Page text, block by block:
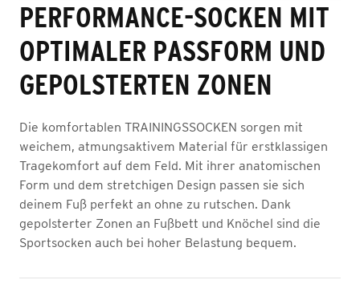
PERFORMANCE-SOCKEN MIT
OPTIMALER PASSFORM UND
GEPOLSTERTEN ZONEN
Die komfortablen TRAININGSSOCKEN sorgen mit
weichem, atmungsaktivem Material für erstklassigen
Tragekomfort auf dem Feld. Mit ihrer anatomischen
Form und dem stretchigen Design passen sie sich
deinem Fuß perfekt an ohne zu rutschen. Dank
gepolsterter Zonen an Fußbett und Knöchel sind die
Sportsocken auch bei hoher Belastung bequem.